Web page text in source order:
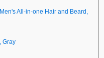
All-in-one Hair and Beard,
Gray